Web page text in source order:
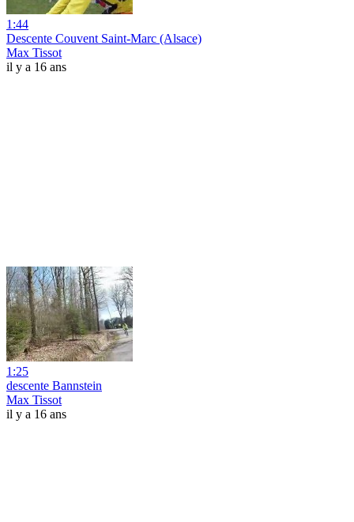
1:44
Descente Couvent Saint-Marc (Alsace)
Max Tissot
il y a 16 ans
1:25
descente Bannstein
Max Tissot
il y a 16 ans